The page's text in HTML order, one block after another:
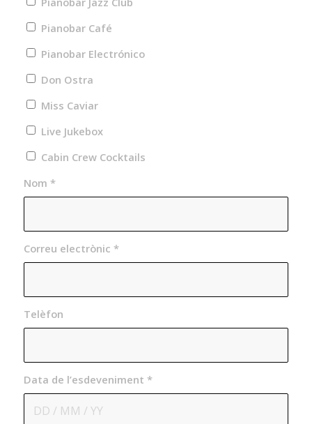
Pianobar Café
Pianobar Electrónico
Don Ostra
Miss Caviar
Live Jukebox
Cabin Crew Cocktails
Nom *
Correu electrònic *
Telèfon
Data de l’esdeveniment *